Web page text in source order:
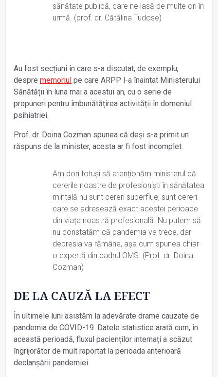
sănătate publică, care ne lasă de multe ori în
urmă. (prof. dr. Cătălina Tudose)
Au fost secțiuni în care s-a discutat, de exemplu,
despre memoriul pe care ARPP l-a înaintat Ministerului
Sănătății în luna mai a acestui an, cu o serie de
propuneri pentru îmbunătățirea activității în domeniul
psihiatriei.
Prof. dr. Doina Cozman spunea că deși s-a primit un
răspuns de la minister, acesta ar fi fost incomplet.
Am dori totuși să atenționăm ministerul că
cererile noastre de profesioniști în sănătatea
mintală nu sunt cereri superflue, sunt cereri
care se adresează exact acestei perioade
din viața noastră profesională. Nu putem să
nu constatăm că pandemia va trece, dar
depresia va rămâne, așa cum spunea chiar
o expertă din cadrul OMS. (Prof. dr. Doina
Cozman)
DE LA CAUZĂ LA EFECT
În ultimele luni asistăm la adevărate drame cauzate de
pandemia de COVID-19. Datele statistice arată cum, în
această perioadă, fluxul pacienţilor internaţi a scăzut
îngrijorător de mult raportat la perioada anterioară
declanșării pandemiei.